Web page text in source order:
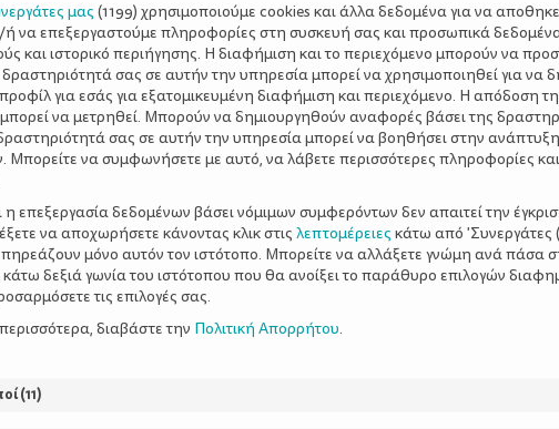
σαλάτες
μας (1199) χρησιμοποιούμε cookies και άλλα δεδομένα για να
να επεξεργαστούμε πληροφορίες στη συσκευή σας και προσωπικά
και ιστορικό περιήγησης. Η διαφήμιση και το περιεχόμενο μπορούν να
σας σε αυτήν την υπηρεσία μπορεί να χρησιμοποιηθεί για να
για εσάς για εξατομικευμένη διαφήμιση και περιεχόμενο. Η απόδοση
να μετρηθεί. Μπορούν να δημιουργηθούν αναφορές βάσει της
σας σε αυτήν την υπηρεσία μπορεί να βοηθήσει στην
Μπορείτε να συμφωνήσετε με αυτό, να λάβετε περισσότερες πληροφορίες
η επεξεργασία δεδομένων βάσει νόμιμων συμφερόντων δεν απαιτεί την
να αποχωρήσετε κάνοντας κλικ στις λεπτομέρειες κάτω από 'Συνεργάτες
μόνο αυτόν τον ιστότοπο. Μπορείτε να αλλάξετε γνώμη ανά πάσα
κάτω δεξιά γωνία του ιστότοπου που θα ανοίξει το παράθυρο επιλογών
τις επιλογές σας.
διαβάστε την Πολιτική Απορρήτου.
(11)